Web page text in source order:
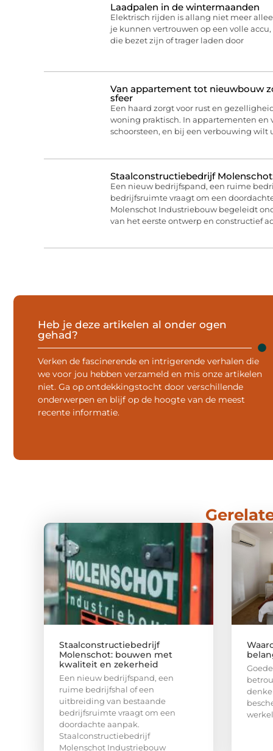
Laadpalen in de wintermaanden
Elektrisch rijden is allang niet meer
je kunnen vertrouwen op een volle
die bezet zijn of trager laden door
Van appartement tot nieuwbouw
sfeer
Een haard zorgt voor rust en
woning praktisch. In appartementen
schoorsteen, en bij een verbouwing wilt
Staalconstructiebedrijf
Een nieuw bedrijfspand, een ruime
bedrijfsruimte vraagt om een
Molenschot Industriebouw begeleidt
van het eerste ontwerp en constructief
Heb je deze artikelen al onder ogen
gehad?
Verken de fascinerende en intrigerende verhalen die
we voor jou hebben verzameld en mis onze artikelen
niet. Ga op ontdekkingstocht door verschillende
onderwerpen en blijf op de hoogte van de meest
recente informatie.
Staalconstructiebedrijf
Molenschot: bouwen met
kwaliteit en zekerheid
Een nieuw bedrijfspand, een
ruime bedrijfshal of een
uitbreiding van bestaande
bedrijfsruimte vraagt om een
doordachte aanpak.
Staalconstructiebedrijf
Molenschot Industriebouw